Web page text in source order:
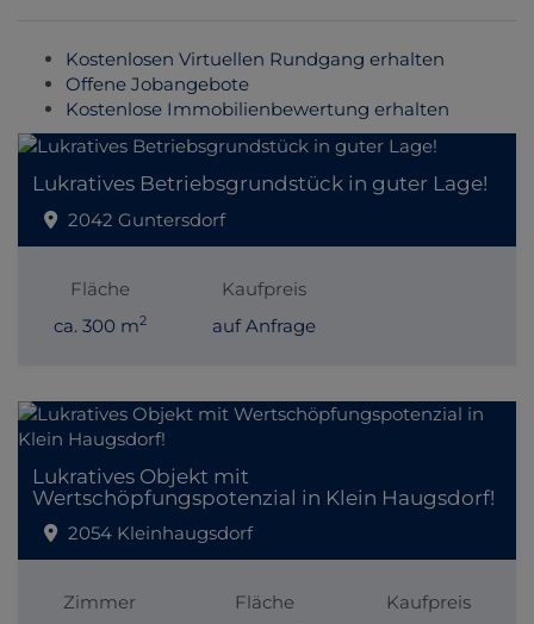
Kostenlosen Virtuellen Rundgang erhalten
Offene Jobangebote
Kostenlose Immobilienbewertung erhalten
Lukratives Betriebsgrundstück in guter Lage!
2042 Guntersdorf
Fläche
ca. 300 m2
Kaufpreis
auf Anfrage
Lukratives Objekt mit
Wertschöpfungspotenzial in Klein Haugsdorf!
2054 Kleinhaugsdorf
Zimmer
Fläche
Kaufpreis